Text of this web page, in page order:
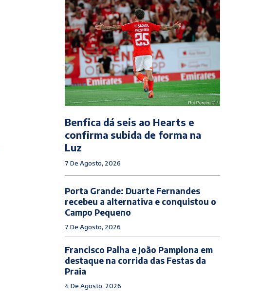
Benfica dá seis ao Hearts e
confirma subida de forma na
Luz
7 De Agosto, 2026
Porta Grande: Duarte Fernandes
recebeu a alternativa e conquistou o
Campo Pequeno
7 De Agosto, 2026
Francisco Palha e João Pamplona em
destaque na corrida das Festas da
Praia
4 De Agosto, 2026